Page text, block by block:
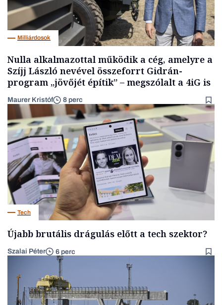
Milliárdosok
Nulla alkalmazottal működik a cég, amelyre a
Szíjj László nevével összeforrt Gidrán-
program „jövőjét építik” – megszólalt a 4iG is
Maurer Kristóf 8 perc
Tech
Újabb brutális drágulás előtt a tech szektor?
Szalai Péter 6 perc